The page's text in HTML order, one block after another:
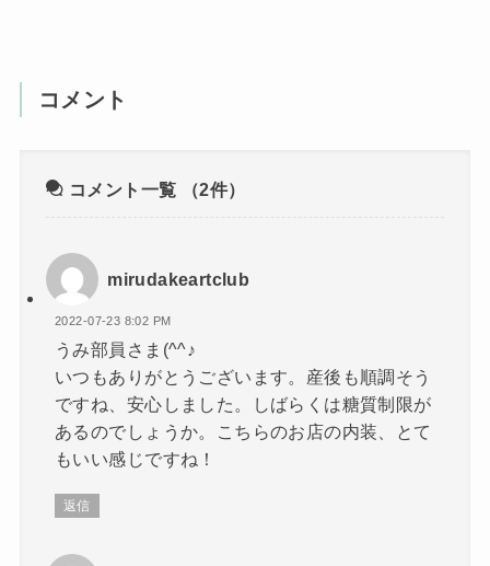
コメント
コメント一覧 （2件）
mirudakeartclub
2022-07-23 8:02 PM
うみ部員さま(^^♪
いつもありがとうございます。産後も順調そう
ですね、安心しました。しばらくは糖質制限が
あるのでしょうか。こちらのお店の内装、とて
もいい感じですね！
返信